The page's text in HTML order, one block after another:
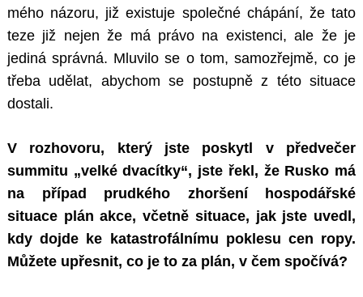
mého názoru, již existuje společné chápání, že tato
teze již nejen že má právo na existenci, ale že je
jediná správná. Mluvilo se o tom, samozřejmě, co je
třeba udělat, abychom se postupně z této situace
dostali.
V rozhovoru, který jste poskytl v předvečer
summitu „velké dvacítky“, jste řekl, že Rusko má
na případ prudkého zhoršení hospodářské
situace plán akce, včetně situace, jak jste uvedl,
kdy dojde ke katastrofálnímu poklesu cen ropy.
Můžete upřesnit, co je to za plán, v čem spočívá?